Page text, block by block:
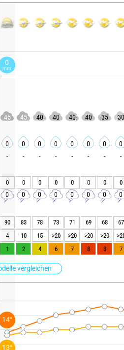
vergleichen
45 45 40 40 40 40 35 30
0 0 0 0 0 0 0 0
- - - - - - - -
0 0 0 0 0 0 0 0
0 0 0 0 0 0 0 0
90 83 78 73 71 69 68
67
4
10 15 >20 >20 >20 >20
1
2 4 6 7 8 8 7
0
mm
13°
14°